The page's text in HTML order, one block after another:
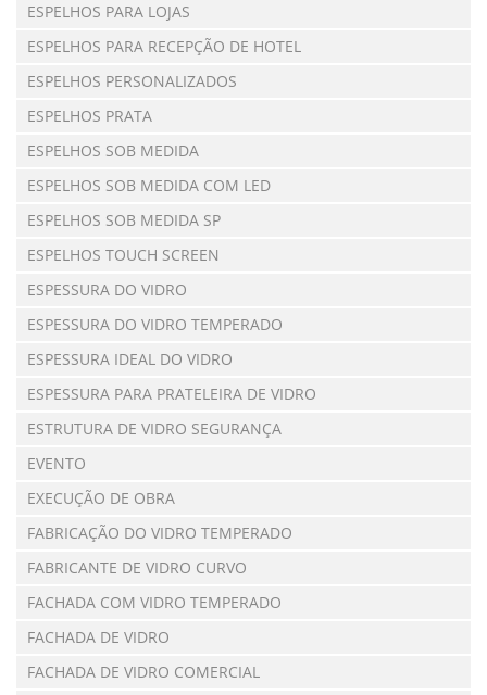
ESPELHOS PARA LOJAS
ESPELHOS PARA RECEPÇÃO DE HOTEL
ESPELHOS PERSONALIZADOS
ESPELHOS PRATA
ESPELHOS SOB MEDIDA
ESPELHOS SOB MEDIDA COM LED
ESPELHOS SOB MEDIDA SP
ESPELHOS TOUCH SCREEN
ESPESSURA DO VIDRO
ESPESSURA DO VIDRO TEMPERADO
ESPESSURA IDEAL DO VIDRO
ESPESSURA PARA PRATELEIRA DE VIDRO
ESTRUTURA DE VIDRO SEGURANÇA
EVENTO
EXECUÇÃO DE OBRA
FABRICAÇÃO DO VIDRO TEMPERADO
FABRICANTE DE VIDRO CURVO
FACHADA COM VIDRO TEMPERADO
FACHADA DE VIDRO
FACHADA DE VIDRO COMERCIAL